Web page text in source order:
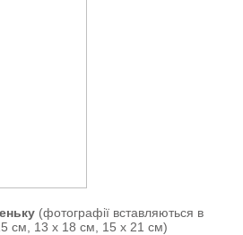
(фотографії вставляються в
см, 13 х 18 см, 15 х 21 см)